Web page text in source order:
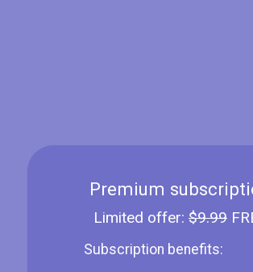
Premium
Limited offer: $9.99
Subscription benefits: